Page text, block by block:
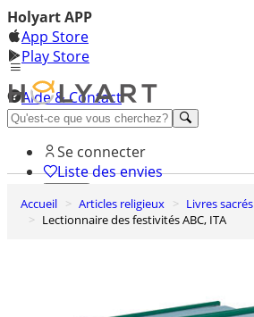
Holyart APP
App Store
Play Store
Aide & Contact
Découvrez Premium
Se connecter
Liste des envies
0
Panier
Accueil Articles religieux Livres sacrés
Lectionnaire des festivités ABC, ITA